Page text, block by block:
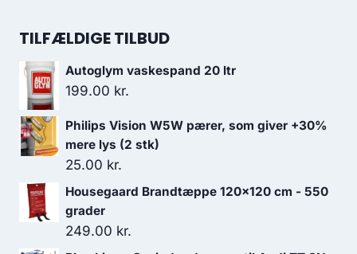
140.00 kr..
TILFÆLDIGE TILBUD
Autoglym vaskespand 20 ltr
199.00 kr.
Philips Vision W5W pærer, som giver +30%
mere lys (2 stk)
25.00 kr.
Housegaard Brandtæppe 120x120 cm - 550
grader
249.00 kr.